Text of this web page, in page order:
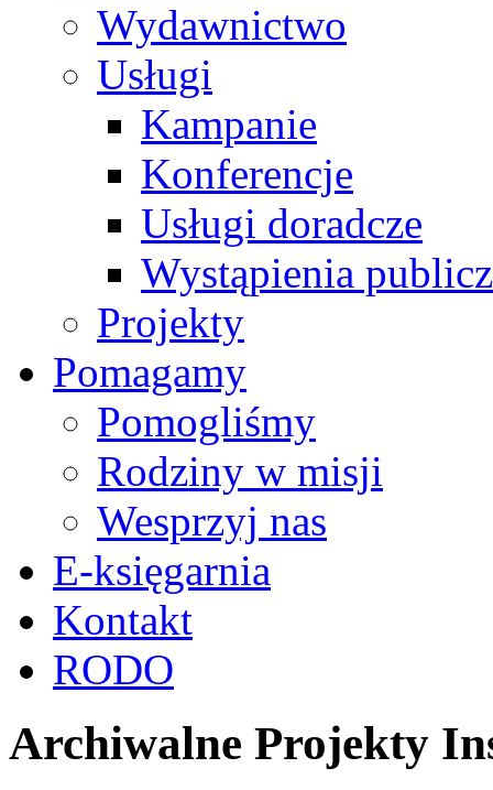
Wydawnictwo
Usługi
Kampanie
Konferencje
Usługi doradcze
Wystąpienia
Projekty
Pomagamy
Pomogliśmy
Rodziny w misji
Wesprzyj nas
E-księgarnia
Kontakt
RODO
Archiwalne Projekty